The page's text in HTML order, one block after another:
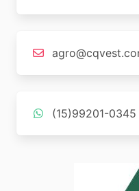
(15)99201-0345